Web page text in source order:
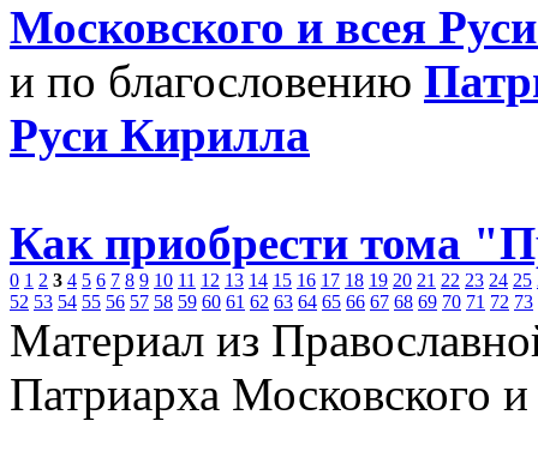
Московского и всея
и по благословению
Руси Кирилла
Как приобрести тома
0 1 2 3 4 5 6 7 8 9 10 11 12 13 14 15 16 17 18 19 20 21 22 23 24 25
52 53 54 55 56 57 58 59 60 61 62 63 64 65 66 67 68 69 70 71 72 73
Материал из
Патриарха Московского